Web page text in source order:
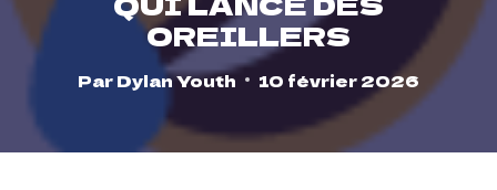
OREILLERS
ParDylan Youth 10 février 2026